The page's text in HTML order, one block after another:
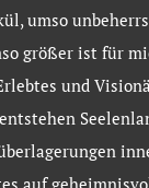
umso
größer ist für
und